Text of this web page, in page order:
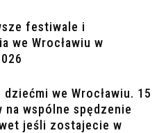
festiwale i
we Wrocławiu w
dziećmi we Wrocławiu. 15
na wspólne spędzenie
jeśli zostajecie w